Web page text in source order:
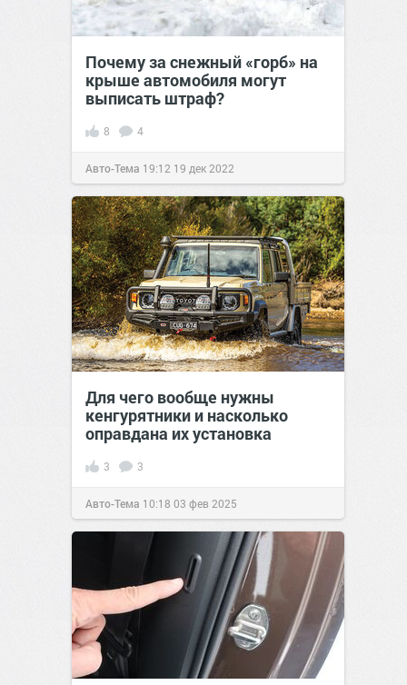
Почему за снежный «горб» на
крыше автомобиля могут
выписать штраф?
8 4
Авто-Тема 19:12 19 дек 2022
Для чего вообще нужны
кенгурятники и насколько
оправдана их установка
3 3
Авто-Тема 10:18 03 фев 2025